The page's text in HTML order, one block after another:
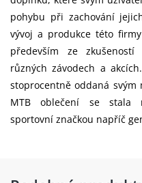
pohybu při zachování
vývoj a produkce této
především ze
různých závodech a
stoprocentně oddaná svým
MTB oblečení se stala
sportovní značkou napříč